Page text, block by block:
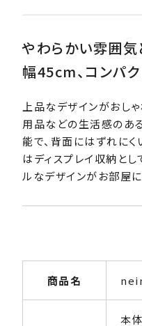
やわらかい雰囲気
幅45cm、コンパク
上品なデザインがおし
用品などの生活感のあ
能で、背面にはずれに
はディスプレイ収納と
ルなデザインがお部屋に
商品名
本